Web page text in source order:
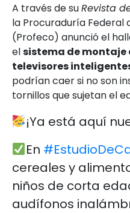
A través de suRevista
la Procuraduría Federal
(Profeco) anunció el
elsistema de montaje
televisores
podrían caer si no son
tornillos que sujetan el
¡Ya está aquí
En
cereales y
niños de corta
audífonos